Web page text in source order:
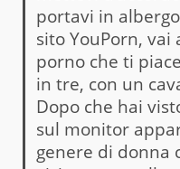
portavi in
sito YouPorn,
porno che ti
in tre, con un
Dopo che hai
sul monitor
genere di donna